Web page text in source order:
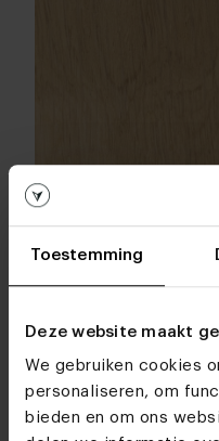
Toestemming
Deze website maakt
We gebruiken cookies
personaliseren, om
bieden en om ons